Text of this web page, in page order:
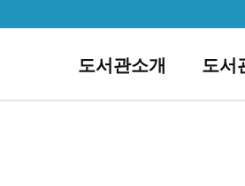
도서관소개 도서